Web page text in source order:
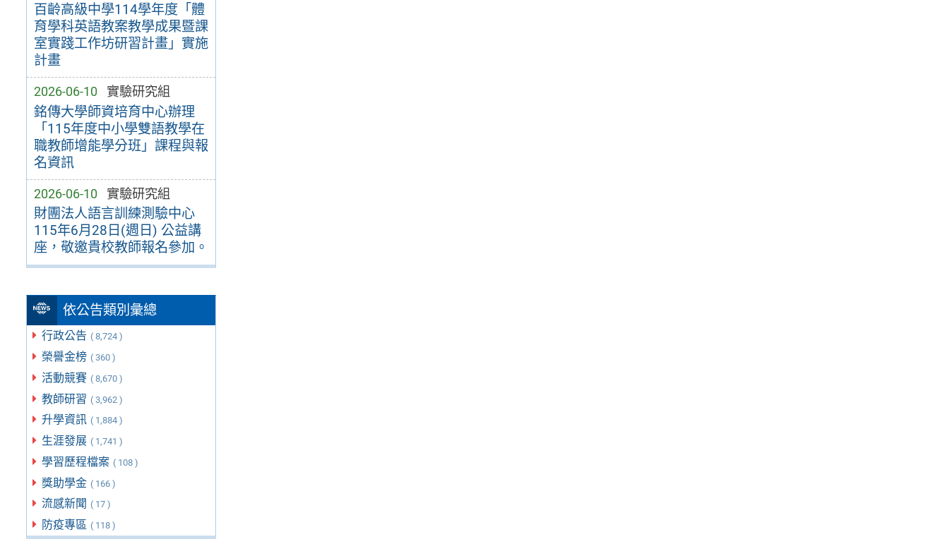
百齡高級中學114學年度「體
育學科英語教案教學成果暨課
室實踐工作坊研習計畫」實施
計畫
2026-06-10 實驗研究組
銘傳大學師資培育中心辦理
「115年度中小學雙語教學在
職教師增能學分班」課程與報
名資訊
2026-06-10 實驗研究組
財團法人語言訓練測驗中心
115年6月28日(週日) 公益講
座，敬邀貴校教師報名參加。
依公告類別彙總
行政公告 ( 8,724 )
榮譽金榜 ( 360 )
活動競賽 ( 8,670 )
教師研習 ( 3,962 )
升學資訊 ( 1,884 )
生涯發展 ( 1,741 )
學習歷程檔案 ( 108 )
獎助學金 ( 166 )
流感新聞 ( 17 )
防疫專區 ( 118 )